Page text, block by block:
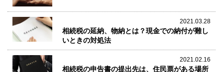
2021.03.28
相続税の延納、物納とは？現金での納付が難し
いときの対処法
2021.02.16
相続税の申告書の提出先は、住民票がある場所